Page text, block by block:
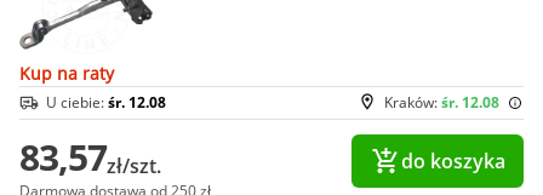
Kup na raty
Kraków:śr. 12.08
U ciebie:śr. 12.08
83,57zł/szt.
Darmowa dostawa od 250 zł
do koszyka